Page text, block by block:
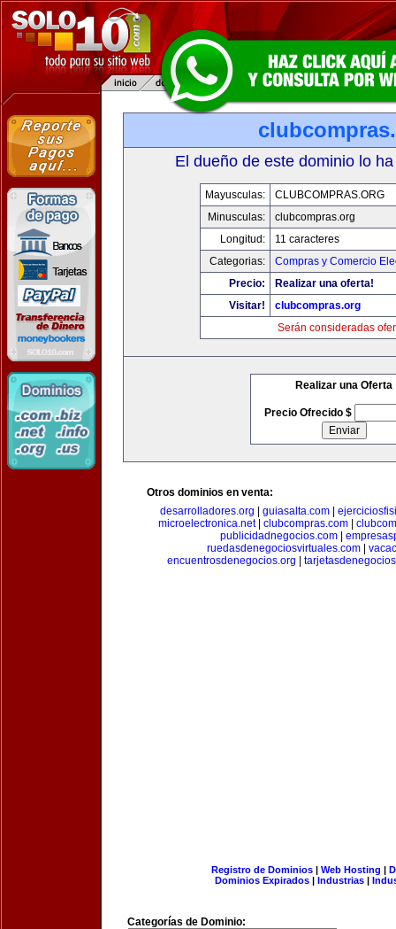
El dueño de este dominio lo
Mayusculas:
CLUBCOMPRAS.ORG
Minusculas:
clubcompras.org
Longitud:
11 caracteres
Categorias:
Compras y Comercio
Precio:
Realizar una oferta!
Visitar!
clubcompras.org
Serán consideradas
Realizar una Oferta
Precio Ofrecido $
Otros dominios en venta:
desarrolladores.org
guiasalta.com|
microelectronica.net| clubcompras.com
publicidadnegocios.com
ruedasdenegociosvirtuales.com|
encuentrosdenegocios.org
Registro de Dominios| Web Hosting |
Dominios Expirados | Industrias |
Categorías de Dominio: